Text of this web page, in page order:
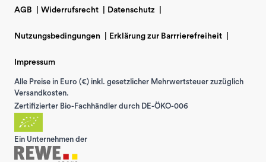
AGB Widerrufsrecht Datenschutz
Nutzungsbedingungen Erklärung zur Barrrierefreiheit
Impressum
Alle Preise in Euro (€) inkl. gesetzlicher Mehrwertsteuer zuzüglich
Versandkosten.
Zertifizierter Bio-Fachhändler durch DE-ÖKO-006
Ein Unternehmen der